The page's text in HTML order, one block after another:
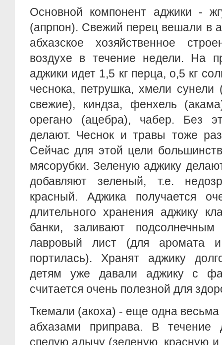
Основной компонент аджики -
(апрпон). Свежий перец вешали в
абхазское хозяйственное
воздухе в течение недели. На
аджики идет 1,5 кг перца, о,5 кг
чеснока, петрушка, хмели
свежие), киндза, фенхель
орегано (ацебра), чабер. Без
делают. Чеснок и травы тоже
Сейчас для этой цели
мясорубки. Зеленую аджику
добавляют зеленый, т.е.
красный. Аджика получается
длительного хранения аджику
банки, заливают
лавровый лист (для аромата
портилась). Хранят аджику
детям уже давали аджику с
считается очень полезной для
Ткемали (акоха) - еще одна весьма
абхазами приправа. В течение
спелую алычу (зеленую, красную